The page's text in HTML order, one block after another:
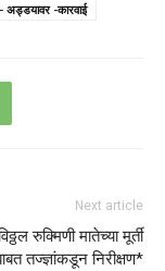
अड्डयावर -कारवाई
Next article
रुक्मिणी मातेच्या मूर्ती
तज्ज्ञांकडून निरीक्षण*